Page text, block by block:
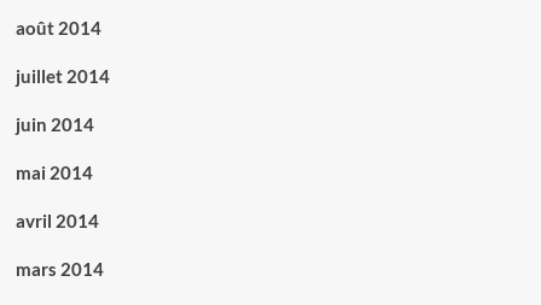
août 2014
juillet 2014
juin 2014
mai 2014
avril 2014
mars 2014